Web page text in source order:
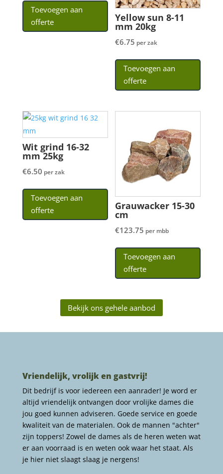
Toevoegen aan
offerte
Yellow sun 8-11
mm 20kg
€6.75 per zak
Toevoegen aan
offerte
Wit grind 16-32
mm 25kg
€6.50 per zak
Toevoegen aan
offerte
Grauwacker 15-30
cm
€123.75 per mbb
Toevoegen aan
offerte
Bekijk ons gehele aanbod
Vriendelijk, vrolijk en gastvrij!
Dit bedrijf is voor iedereen een aanrader! Je word er
altijd vriendelijk ontvangen door vrolijke dames die
jou goed kunnen adviseren. Goede service en goede
kwaliteit van de materialen. Ook de mannen "achter"
zijn toppers! Zowel de dames als de heren weten wat
er aan voorraad is en weten ook waar het staat. Als
je hier niet slaagt slaag je nergens!